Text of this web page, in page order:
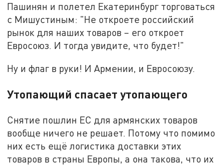
Пашинян и полетел Екатеринбург торговаться
с Мишустиным: "Не откроете российский
рынок для наших товаров – его откроет
Евросоюз. И тогда увидите, что будет!"
Ну и флаг в руки! И Армении, и Евросоюзу.
Утопающий спасает утопающего
Снятие пошлин ЕС для армянских товаров
вообще ничего не решает. Потому что помимо
них есть ещё логистика доставки этих
товаров в страны Европы, а она такова, что их